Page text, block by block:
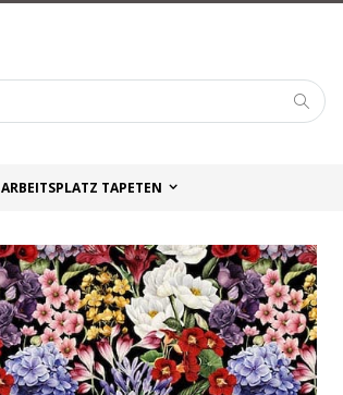
Suche
ARBEITSPLATZ TAPETEN